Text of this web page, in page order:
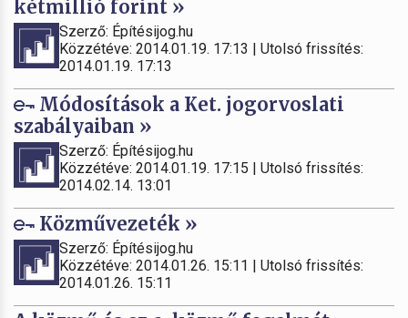
kétmillió forint »
Szerző: Építésijog.hu
Közzétéve: 2014.01.19. 17:13 | Utolsó frissítés:
2014.01.19. 17:13
Módosítások a Ket. jogorvoslati
szabályaiban »
Szerző: Építésijog.hu
Közzétéve: 2014.01.19. 17:15 | Utolsó frissítés:
2014.02.14. 13:01
Közművezeték »
Szerző: Építésijog.hu
Közzétéve: 2014.01.26. 15:11 | Utolsó frissítés:
2014.01.26. 15:11